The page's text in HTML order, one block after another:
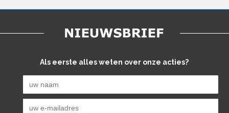
Als eerste alles weten over onze acties?